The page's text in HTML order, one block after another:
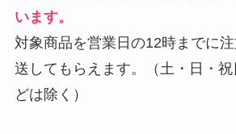
います。
対象商品を営業日の12時までに
送してもらえます。（土・日・
どは除く）